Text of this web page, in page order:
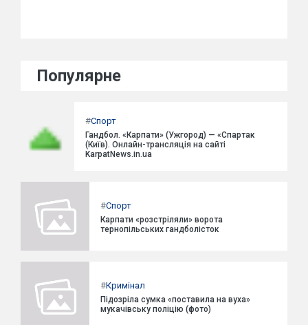
Популярне
#Спорт
Гандбол. «Карпати» (Ужгород) — «Спартак
(Київ). Онлайн-трансляція на сайті
KarpatNews.in.ua
#Спорт
Карпати «розстріляли» ворота
тернопільських гандболісток
#Кримінал
Підозріла сумка «поставила на вуха»
мукачівську поліцію (фото)